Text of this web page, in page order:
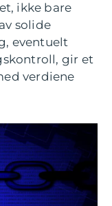
ikke bare
solide
eventuelt
gir et
verdiene